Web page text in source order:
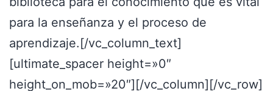
para la enseñanza y el proceso de
aprendizaje.[/vc_column_text]
[ultimate_spacer height=»0″
height_on_mob=»20″][/vc_column][/vc_row]